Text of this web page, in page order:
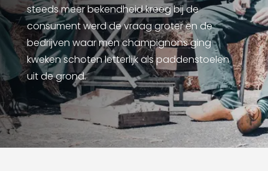
steeds meer bekendheid kreeg bij de
consument werd de vraag groter en de
bedrijven waar men champignons ging
kweken schoten letterlijk als paddenstoelen
uit de grond.